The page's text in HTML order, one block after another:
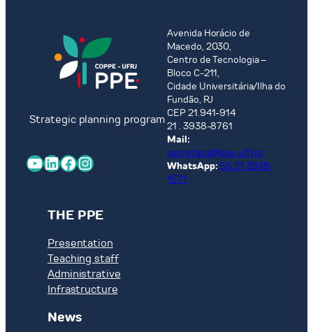
ao
Processo
Seletivo
PPE
Strategic planning program
YouTube LinkedIn Facebook Instagram
Avenida Horácio de
Macedo, 2030,
Centro de Tecnologia –
Bloco C-211,
Cidade Universitária/Ilha do
Fundão, RJ
CEP 21.941-914
21 . 3938-8761
Mail:
secretaria@ppe.ufrj.br
WhatsApp: 55 21 3938-
1571
THE PPE
Presentation
Teaching staff
Administrative
Infrastructure
News